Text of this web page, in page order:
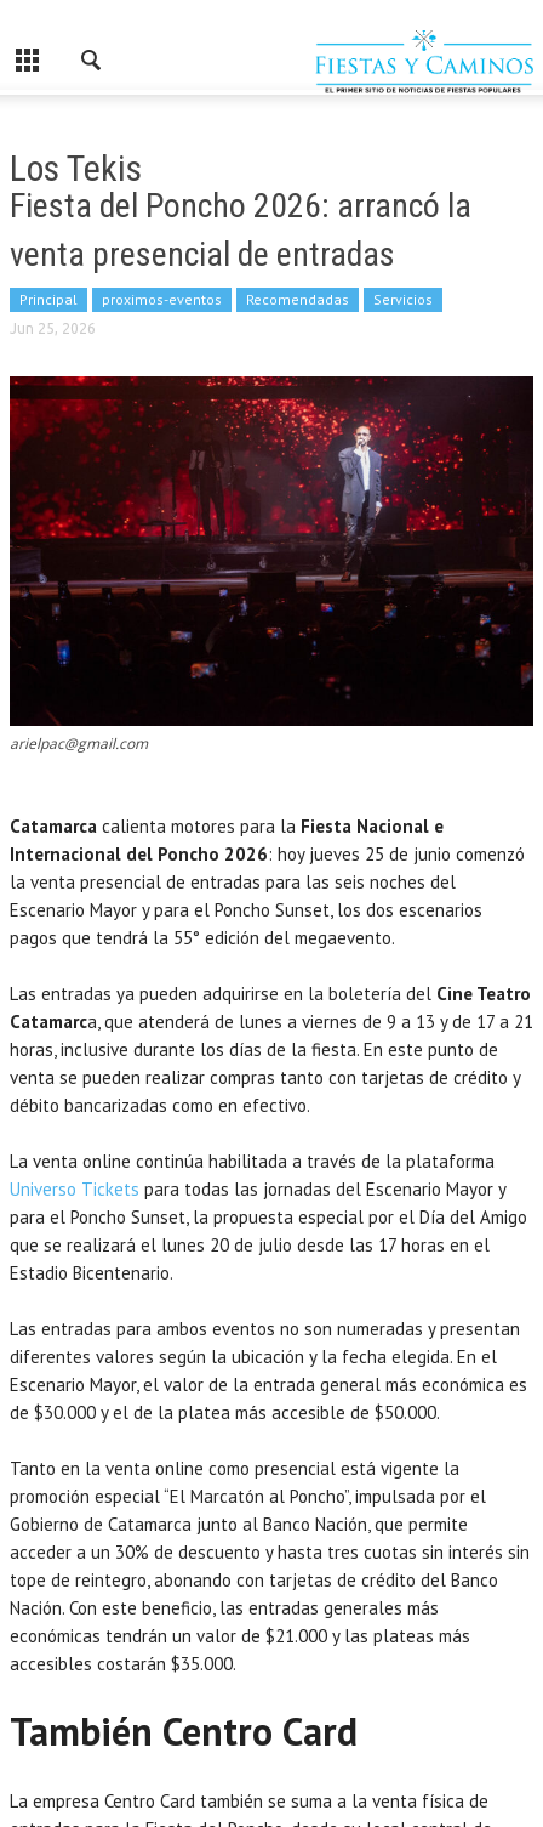
Los Tekis
Fiesta del Poncho 2026: arrancó la
venta presencial de entradas
Principal proximos-eventos Recomendadas Servicios
Jun 25, 2026
arielpac@gmail.com
Catamarca calienta motores para la Fiesta Nacional e
Internacional del Poncho 2026: hoy jueves 25 de junio comenzó
la venta presencial de entradas para las seis noches del
Escenario Mayor y para el Poncho Sunset, los dos escenarios
pagos que tendrá la 55° edición del megaevento.
Las entradas ya pueden adquirirse en la boletería del Cine Teatro
Catamarca, que atenderá de lunes a viernes de 9 a 13 y de 17 a 21
horas, inclusive durante los días de la fiesta. En este punto de
venta se pueden realizar compras tanto con tarjetas de crédito y
débito bancarizadas como en efectivo.
La venta online continúa habilitada a través de la plataforma
Universo Tickets para todas las jornadas del Escenario Mayor y
para el Poncho Sunset, la propuesta especial por el Día del Amigo
que se realizará el lunes 20 de julio desde las 17 horas en el
Estadio Bicentenario.
Las entradas para ambos eventos no son numeradas y presentan
diferentes valores según la ubicación y la fecha elegida. En el
Escenario Mayor, el valor de la entrada general más económica es
de $30.000 y el de la platea más accesible de $50.000.
Tanto en la venta online como presencial está vigente la
promoción especial “El Marcatón al Poncho”, impulsada por el
Gobierno de Catamarca junto al Banco Nación, que permite
acceder a un 30% de descuento y hasta tres cuotas sin interés sin
tope de reintegro, abonando con tarjetas de crédito del Banco
Nación. Con este beneficio, las entradas generales más
económicas tendrán un valor de $21.000 y las plateas más
accesibles costarán $35.000.
También Centro Card
La empresa Centro Card también se suma a la venta física de